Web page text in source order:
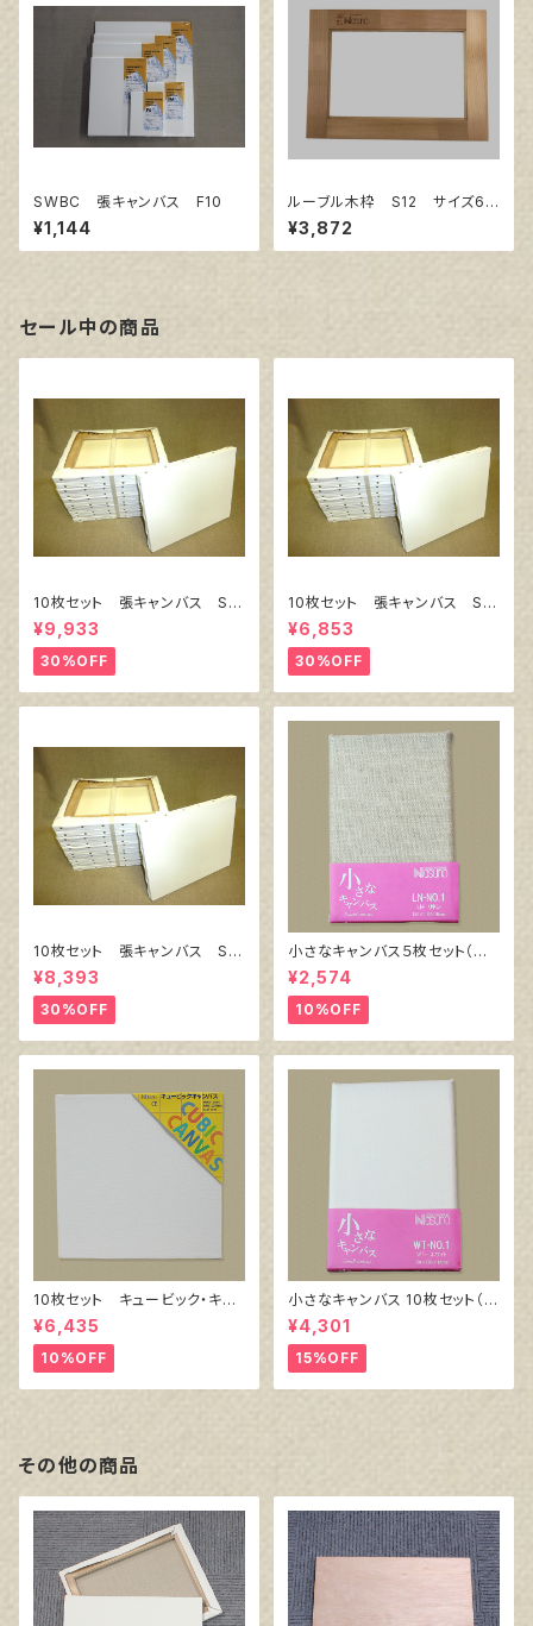
SWBC 張キャンバス F10
¥1,144
ルーブル木枠 S12 サイズ60
6㎜×606㎜
¥3,872
セール中の商品
10枚セット 張キャンバス Sn
owWhite SPC（綿・ポリエステ
ル）F8 455㎜×380㎜
¥9,933
30%OFF
10枚セット 張キャンバス Sn
owWhite SPC（綿・ポリエステ
ル）F4 333㎜×242㎜
¥6,853
30%OFF
10枚セット 張キャンバス Sn
owWhite SPC（綿・ポリエステ
ル）F6 410㎜×318㎜
¥8,393
30%OFF
小さなキャンバス５枚セット（麻
キャンバス裏面張り）
¥2,574
10%OFF
10枚セット キュービック・キャ
ンバス白（縦150㎜×横150㎜×
厚38㎜）
¥6,435
10%OFF
小さなキャンバス 10枚セット（ホ
ワイト塗りキャンバス張り）
¥4,301
15%OFF
その他の商品